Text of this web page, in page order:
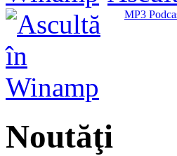
MP3
Noutăţi